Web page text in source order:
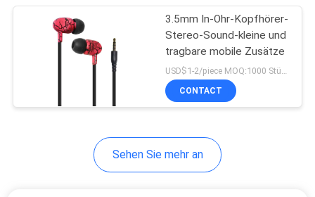
Magnetische Sport-
Bluetooth-Kopfhörer
Sport-drahtloser
3.5mm In-Ohr-Kopfhörer-
Stereo-Sound-kleine und
tragbare mobile Zusätze
USD$1-2/piece MOQ:1000 Stücke pro Einzelteile
CONTACT
Sehen Sie mehr an